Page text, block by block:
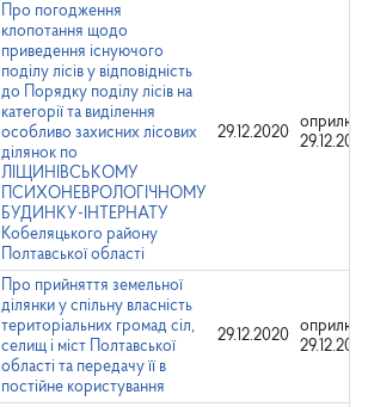
Про погодження
клопотання щодо
приведення існуючого
поділу лісів у відповідність
до Порядку поділу лісів на
категорії та виділення
особливо захисних лісових
ділянок по
ЛІЩИНІВСЬКОМУ
ПСИХОНЕВРОЛОГІЧНОМУ
БУДИНКУ-ІНТЕРНАТУ
Кобеляцького району
Полтавської області
29.12.2020
Про прийняття земельної
ділянки у спільну власність
територіальних громад сіл,
селищ і міст Полтавської
області та передачу її в
постійне користування
29.12.2020